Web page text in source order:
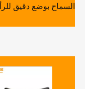
السماح بوضع دقيق